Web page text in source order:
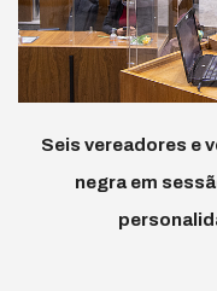
Seis vereadores e
negra em